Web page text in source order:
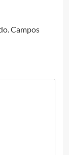
Campos